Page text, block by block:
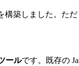
構築しました。た
ールです。既存の